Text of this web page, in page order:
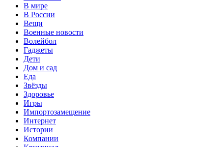
В мире
В России
Вещи
Военные новости
Волейбол
Гаджеты
Дети
Дом и сад
Еда
Звёзды
Здоровье
Игры
Импортозамещение
Интернет
Истории
Компании